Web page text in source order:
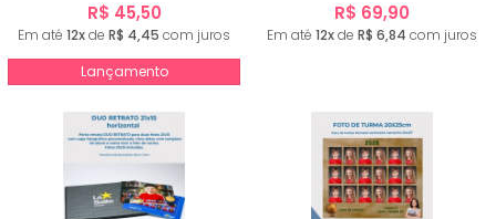
R$ 45,50
Em até 12xde R$ 4,45 com juros
Lançamento
R$ 69,90
Em até 12xde R$ 6,84 com juros